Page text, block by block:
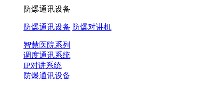
防爆通讯设备
防爆通讯设备 防爆对讲机
智慧医院系列
调度通讯系统
IP对讲系统
防爆通讯设备